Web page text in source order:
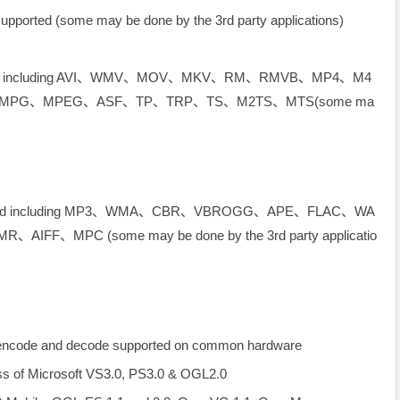
(some may be done by the 3rd party applications)
AVI、WMV、MOV、MKV、RM、RMVB、MP4、M4
、MPEG、ASF、TP、TRP、TS、M2TS、MTS(some ma
including MP3、WMA、CBR、VBROGG、APE、FLAC、WA
、AIFF、MPC (some may be done by the 3rd party applicatio
and decode supported on common hardware
of Microsoft VS3.0, PS3.0 & OGL2.0